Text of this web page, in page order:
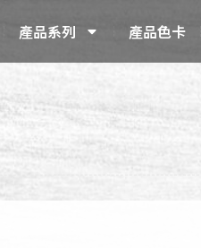
產品系列 產品色卡